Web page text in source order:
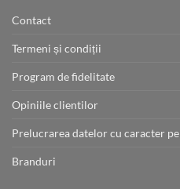
Contact
Termeni și condiții
Program de fidelitate
Opiniile clientilor
Prelucrarea datelor cu caracter
Branduri